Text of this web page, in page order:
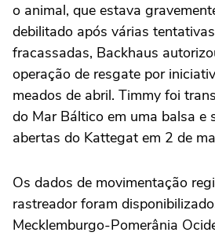
o animal, que estava
debilitado após várias
fracassadas, Backhaus
operação de resgate por
meados de abril. Timmy foi
do Mar Báltico em uma balsa e
abertas do Kattegat em 2 de
Os dados de movimentação
rastreador foram
Mecklemburgo-Pomerânia